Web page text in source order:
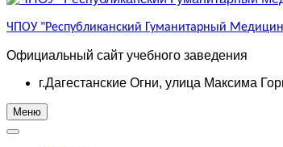
ЧПОУ "Республиканский Гуманитарный
Официальный сайт учебного заведения
г.Дагестанские Огни, улица Максима
Меню